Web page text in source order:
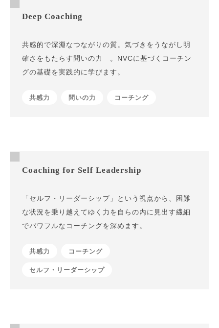
Deep Coaching
共感的で深淵なつながりの質。気づきをうながし明
確さをもたらす問いの力—。NVCに基づくコーチン
グの基礎を実践的に学びます。
共感力 問いの力 コーチング
Coaching for Self Leadership
「セルフ・リーダーシップ」という視点から、困難
な状況を乗り越えてゆく力を自らの内に見出す繊細
でパワフルなコーチングを深めます。
共感力 コーチング
セルフ・リーダーシップ